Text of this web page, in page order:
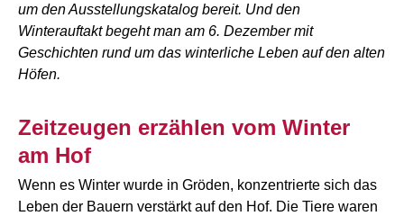
um den Ausstellungskatalog bereit. Und den
Winterauftakt begeht man am 6. Dezember mit
Geschichten rund um das winterliche Leben auf den alten
Höfen.
Zeitzeugen erzählen vom Winter
am Hof
Wenn es Winter wurde in Gröden, konzentrierte sich das
Leben der Bauern verstärkt auf den Hof. Die Tiere waren